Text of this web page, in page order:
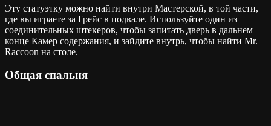
Эту статуэтку можно найти внутри Мастерской, в той части,
где вы играете за Грейс в подвале. Используйте один из
соединительных штекеров, чтобы запитать дверь в дальнем
конце Камер содержания, и зайдите внутрь, чтобы найти Mr.
Raccoon на столе.
Общая спальня